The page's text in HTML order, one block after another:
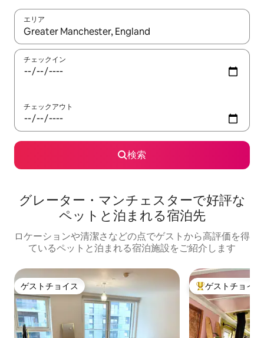
エリア
検索結果が表示されたら、上下の矢印キーを使って移動するか
チェックイン
チェックアウト
検索
グレーター・マンチェスターで好評な
ペットと泊まれる宿泊先
ロケーションや清潔さなどの点でゲストから高評価を得
ているペットと泊まれる宿泊施設をご紹介します
ゲストチョイス
ゲストチョイス 大好評のゲスト
ゲストチョイス